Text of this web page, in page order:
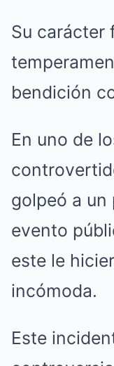
Su carácter
bendición
En uno de
golpeó a un
evento
este le
incómoda.
Este